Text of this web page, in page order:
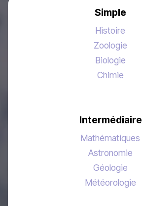
Simple
Histoire
Zoologie
Biologie
Chimie
Intermédiaire
Mathématiques
Astronomie
Géologie
Météorologie